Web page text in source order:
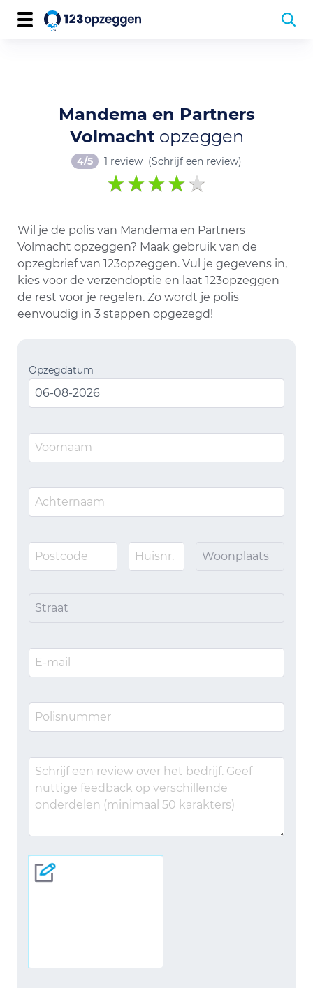
Mandema en Partners
Volmacht opzeggen
4/5 1 review (Schrijf een review)
Wil je de polis van Mandema en Partners
Volmacht opzeggen? Maak gebruik van de
opzegbrief van 123opzeggen. Vul je gegevens in,
kies voor de verzendoptie en laat 123opzeggen
de rest voor je regelen. Zo wordt je polis
eenvoudig in 3 stappen opgezegd!
Opzegdatum
Woonplaats
Straat